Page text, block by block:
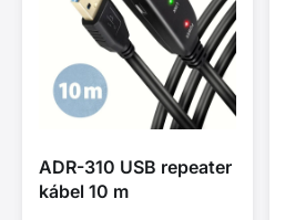
ADR-310 USB repeater
kábel 10 m